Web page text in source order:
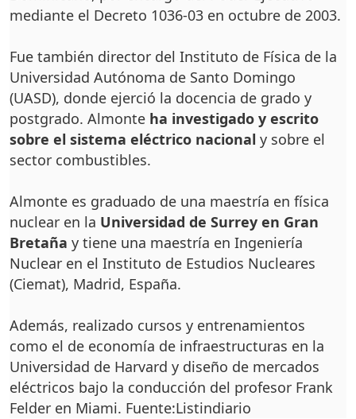
mediante el Decreto 1036-03 en octubre de 2003.
Fue también director del Instituto de Física de la
Universidad Autónoma de Santo Domingo
(UASD), donde ejerció la docencia de grado y
postgrado. Almonte ha investigado y escrito
sobre el sistema eléctrico nacional y sobre el
sector combustibles.
Almonte es graduado de una maestría en física
nuclear en la Universidad de Surrey en Gran
Bretaña y tiene una maestría en Ingeniería
Nuclear en el Instituto de Estudios Nucleares
(Ciemat), Madrid, España.
Además, realizado cursos y entrenamientos
como el de economía de infraestructuras en la
Universidad de Harvard y diseño de mercados
eléctricos bajo la conducción del profesor Frank
Felder en Miami. Fuente:Listindiario